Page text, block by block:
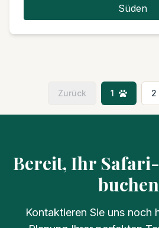
einzigartige Safari-Erlebnisse
Wandersafaris und ist ein
Afrikanische Wildhunde.
Süden
Zurück 1 2
Bereit, Ihr
Kontaktieren Sie uns noch